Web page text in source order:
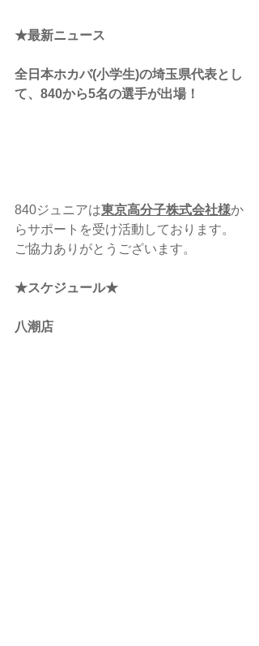
★最新ニュース
全日本ホカバ(小学生)の埼玉県代表とし
て、840から5名の選手が出場！
840ジュニアは東京高分子株式会社様か
らサポートを受け活動しております。
ご協力ありがとうございます。
★スケジュール★
八潮店